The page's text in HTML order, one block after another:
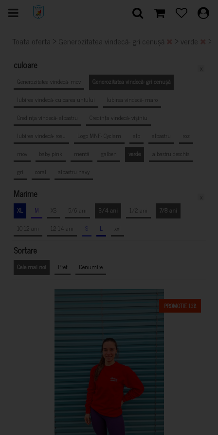
Toata oferta > Generozitatea vindecă- gri cenușă > verde >
culoare
Generozitatea vindecă- mov
Generozitatea vindecă- gri cenușă
Iubirea vindecă- culoarea untului
Iubirea vindecă- maro
Credința vindecă- albastru
Credința vindecă- vișiniu
Iubirea vindecă- roșu
Logo MNF- Cyclam alb albastru
roz
mov
baby pink mentă galben verde
albastru deschis
gri
coral albastru navy
Marime
XL M XS 5/6 ani 3/4 ani 1/2 ani
7/8 ani
10-12 ani
12-14 ani S L xxl
Sortare
Cele mai noi Pret Denumire
PROMOTIE 13%